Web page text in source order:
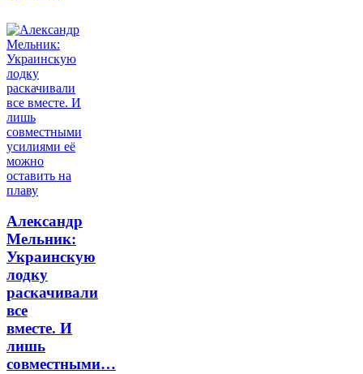
Александр
Мельник:
Украинскую
лодку
раскачивали
все
вместе. И
лишь
совместными…